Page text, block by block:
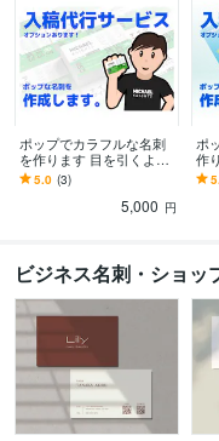
ポップでカラフルな名刺
を作ります 目を引くよう
なデザインを作ります！
入稿代行サービスあり
5.0 (3)
5,000 円
ポ
作
る
製
ビジネス名刺・ショッ